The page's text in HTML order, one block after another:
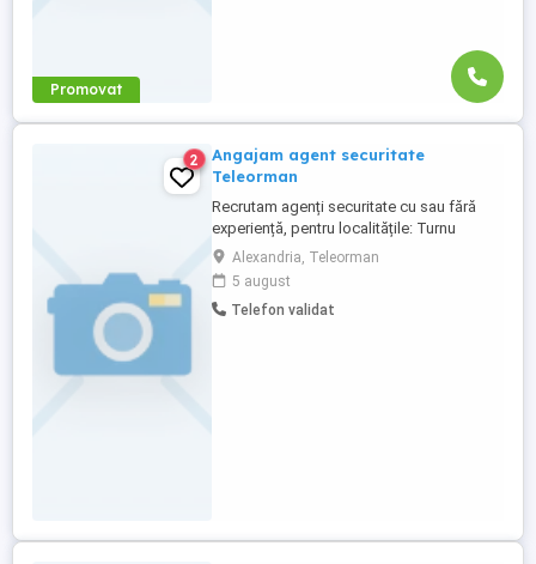
Promovat
2
Angajam agent securitate
Teleorman
Recrutam agenți securitate cu sau fără
experiență, pentru localitățile: Turnu
Măgurele, Alexandria, Roșiori de Vede,
Zimnicea și Videle. Oferim in loc de muncă
sigur și un salariu atractiv. Detalii la telf
Alexandria, Teleorman
5 august
Telefon validat